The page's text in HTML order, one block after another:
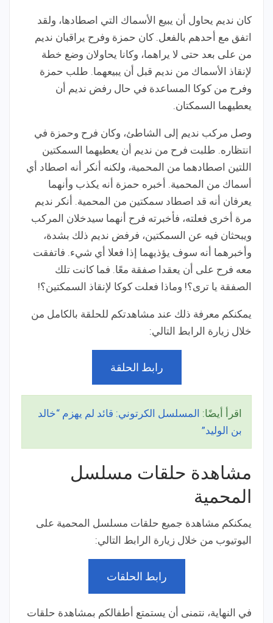
كان نديم يحاول أن يبيع الأسماك التي اصطادها، ولقد
اتفق مع أحدهم بالفعل. كان حمزة وفرح يراقبان نديم
من على بعد حتى لا يراهما، وكانا يحاولان وضع خطة
لإنقاذ الأسماك من نديم قبل أن يبيعهما. طلب حمزة
وفرح من كوكا المساعدة في حال رفض نديم أن
يعطيهما السمكتان.
وصل مركب نديم إلى الشاطئ، وكان فرح وحمزة في
انتظاره. طلبت فرح من نديم أن يعطيهما السمكتين
اللتين اصطادهما من المحمية، ولكنه أنكر أنه اصطاد أي
أسماك من المحمية. أخبره حمزة أنه يكذب وأنهما
يعرفان أنه قد اصطاد سمكتين من المحمية. أنكر نديم
مرة أخرى فعلته، فأخبرته فرح أنهما سيدخلان المركب
ويبحثان فيه عن السمكتين، فرفض نديم ذلك بشدة،
وأخبرهما أنه سوف يؤذيهما إذا فعلا أي شيء. فاتفقت
معه فرح على أن يعقدا صفقة معًا. فما كانت تلك
الصفقة يا ترى؟! وماذا فعلت كوكا لإنقاذ السمكتين؟!
يمكنكم معرفة ذلك عند مشاهدتكم للحلقة بالكامل من
خلال زيارة الرابط التالي:
رابط الحلقة
اقرأ أيضًا: المسلسل الكرتوني: قائد لم يهزم “خالد
بن الوليد”
مشاهدة حلقات مسلسل
المحمية
يمكنكم مشاهدة جميع حلقات مسلسل المحمية على
اليوتيوب من خلال زيارة الرابط التالي:
رابط الحلقات
في النهاية، نتمنى أن يستمتع أطفالكم بمشاهدة حلقات